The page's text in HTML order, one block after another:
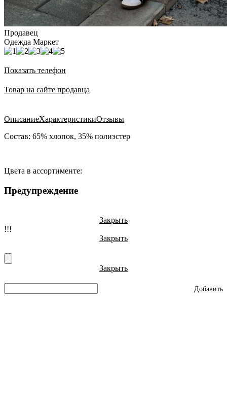
Продавец
Одежда Маркет
Показать телефон
Товар на сайте продавца
ОписаниеХарактеристикиОтзывы
Состав: 65% хлопок, 35% полиэстер
Цвета в ассортименте:
Предупреждение
Закрыть
!!!
Закрыть
Закрыть
Добавить